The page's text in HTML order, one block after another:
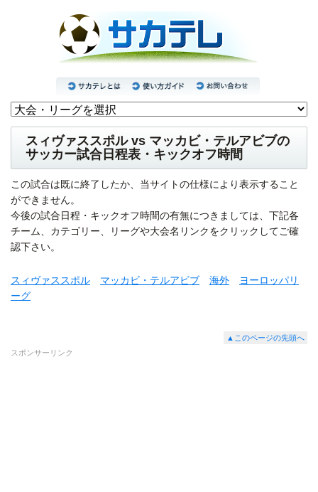
スィヴァススポル vs マッカビ・テルアビブの
サッカー試合日程表・キックオフ時間
この試合は既に終了したか、当サイトの仕様により表示すること
ができません。
今後の試合日程・キックオフ時間の有無につきましては、下記各
チーム、カテゴリー、リーグや大会名リンクをクリックしてご確
認下さい。
スィヴァススポル マッカビ・テルアビブ 海外
ヨーロッパリ
ーグ
▲このページの先頭へ
スポンサーリンク